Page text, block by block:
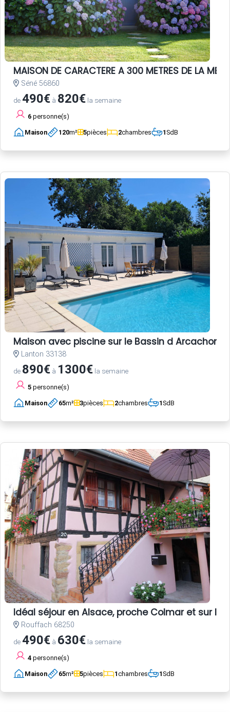
MAISON DE CARACTERE A 300 METRES DE LA MER
Séné 56860
de490€ à 820€ la semaine
6 personne(s)
Maison 120m² 5pièces 2chambres 1SdB
Maison avec piscine sur le Bassin d Arcachon
Lanton 33138
de 890€ à 1300€ la semaine
5 personne(s)
Maison 65m² 3pièces 2chambres 1SdB
Idéal séjour en Alsace, proche Colmar et sur la
Rouffach 68250
de490€ à 630€ la semaine
4 personne(s)
Maison 65m² 5pièces 1chambres 1SdB